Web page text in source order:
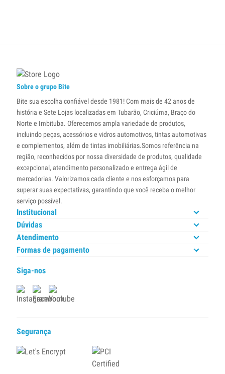
Sobre o grupo Bite
Bite sua escolha confiável desde 1981! Com mais de 42 anos de
história e Sete Lojas localizadas em Tubarão, Criciúma, Braço do
Norte e Imbituba. Oferecemos ampla variedade de produtos,
incluindo peças, acessórios e vidros automotivos, tintas automotivas
e complementos, além de tintas imobiliárias.Somos referência na
região, reconhecidos por nossa diversidade de produtos, qualidade
excepcional, atendimento personalizado e entrega ágil de
mercadorias. Valorizamos cada cliente e nos esforçamos para
superar suas expectativas, garantindo que você receba o melhor
serviço possível.
Institucional
Dúvidas
Atendimento
Formas de pagamento
Siga-nos
Segurança